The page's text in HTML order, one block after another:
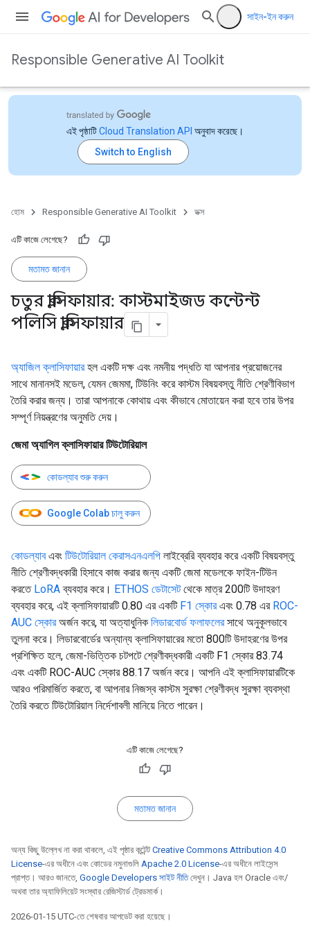
সাইন-ইন করুন
Responsible Generative AI Toolkit
এই পৃষ্ঠাটিCloud Translation API অনুবাদ করেছে।
হোম Responsible Generative AI Toolkit ডক্স
এটি কাজে লেগেছে?
মতামত জানান
চতুর ক্লাসিফায়ার: কাস্টমাইজড কন্টেন্ট
পলিসি ক্লাসিফায়ার
অ্যাজিল ক্লাসিফায়ারহল একটি দক্ষ এবং নমনীয় পদ্ধতি যা আপনার প্রয়োজনের
সাথে মানানসই মডেল, যেমন জেমমা, টিউনিং করে কাস্টম বিষয়বস্তু নীতি শ্রেণীবিভাগ
তৈরি করার জন্য। তারা আপনাকে কোথায় এবং কীভাবে মোতায়েন করা হবে তার উপর
সম্পূর্ণ নিয়ন্ত্রণের অনুমতি দেয়।
জেমা অ্যাগিল ক্লাসিফায়ার টিউটোরিয়াল
কোডল্যাব শুরু করুন
Google Colab চালু করুন
কোডল্যাবএবং টিউটোরিয়াল কেরাসএনএলপি লাইব্রেরি ব্যবহার করে একটি বিষয়বস্তু
নীতি শ্রেণীবদ্ধকারী হিসাবে কাজ করার জন্য একটি জেমা মডেলকে ফাইন-টিউন
করতে LoRAব্যবহার করে। ETHOS ডেটাসেটথেকে মাত্র 200টি উদাহরণ
ব্যবহার করে, এই ক্লাসিফায়ারটি 0.80 এর একটি F1 স্কোরএবং 0.78 এর ROC-
AUC স্কোরঅর্জন করে, যা অত্যাধুনিক লিডারবোর্ড ফলাফলেরসাথে অনুকূলভাবে
তুলনা করে। লিডারবোর্ডের অন্যান্য ক্লাসিফায়ারের মতো 800টি উদাহরণের উপর
প্রশিক্ষিত হলে, জেমা-ভিত্তিক চটপটে শ্রেণীবদ্ধকারী একটি F1 স্কোর 83.74
এবং একটি ROC-AUC স্কোর 88.17 অর্জন করে। আপনি এই ক্লাসিফায়ারটিকে
আরও পরিমার্জিত করতে, বা আপনার নিজস্ব কাস্টম সুরক্ষা শ্রেণীবদ্ধ সুরক্ষা ব্যবস্থা
তৈরি করতে টিউটোরিয়াল নির্দেশাবলী মানিয়ে নিতে পারেন।
এটি কাজে লেগেছে?
মতামত জানান
অন্য কিছু উল্লেখ না করা থাকলে, এই পৃষ্ঠার কন্টেন্ট Creative Commons Attribution 4.0
License-এর অধীনে এবং কোডের নমুনাগুলি Apache 2.0 License-এর অধীনে লাইসেন্স
প্রাপ্ত। আরও জানতে, Google Developers সাইট নীতিদেখুন। Java হল Oracle এবং/
অথবা তার অ্যাফিলিয়েট সংস্থার রেজিস্টার্ড ট্রেডমার্ক।
2026-01-15 UTC-তে শেষবার আপডেট করা হয়েছে।